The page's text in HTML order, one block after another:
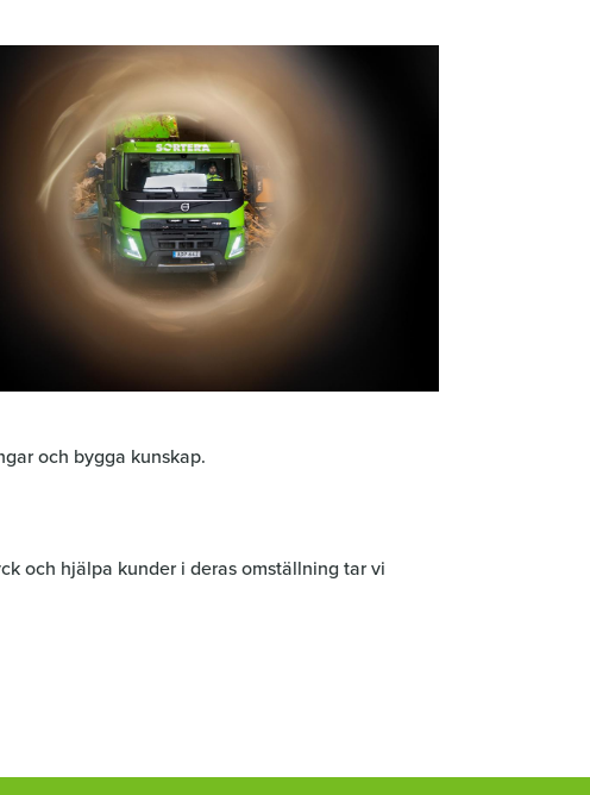
och bygga kunskap.
och hjälpa kunder i deras omställning tar vi